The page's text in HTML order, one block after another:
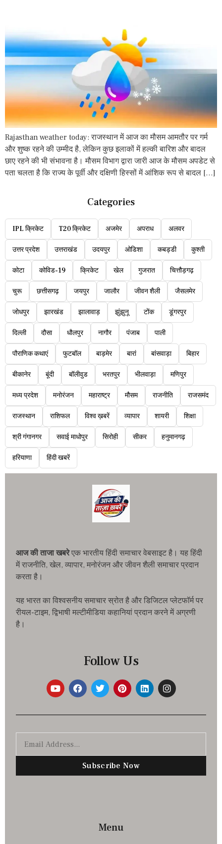
Rajasthan weather today: राजस्थान में आज का मौसम आमतौर पर गर्म
और शुष्क रहने की उम्मीद है, लेकिन कुछ इलाकों में हल्की बारिश और बादल
छाए रहने की भी संभावना है। मौसम विभाग द्वारा जारी आज के मौसम अपडेट से
पता चलता है कि राज्य के पूर्वी और दक्षिणी हिस्सों में आंशिक रूप से बादल […]
Categories
IPL क्रिकेट T20 क्रिकेट अजमेर अपराध अलवर
उत्तर प्रदेश उत्तराखंड उदयपुर ओडिशा कबड्डी कुश्ती
कोटा कोविड-19 क्रिकेट खेल गुजरात चित्तौड़गढ़
चुरू छत्तीसगढ़ जयपुर जालौर जीवन शैली जैसलमेर
जोधपुर झारखंड झालावाड़ झुंझुनू टोंक डूंगरपुर
दिल्ली दौसा धौलपुर नागौर पंजाब पाली
पौराणिक कथाएं फुटबॉल बाड़मेर बारां बांसवाड़ा बिहार
बीकानेर बूंदी बॉलीवुड भरतपुर भीलवाड़ा मणिपुर
मध्य प्रदेश मनोरंजन महाराष्ट्र मौसम राजनीति राजसमंद
राजस्थान राशिफल विश्व ख़बरें व्यापार शायरी शिक्षा
श्री गंगानगर सवाई माधोपुर सिरोही सीकर हनुमानगढ़
हरियाणा हिंदी खबरें
आज की ताजा खबरेएक भारतीय हिंदी समाचार वेबसाइट है। यह हिंदी
में राजनीति, खेल, व्यापार, मनोरंजन और जीवन शैली समाचार प्रदान
करता है।
यह भारत का विश्वसनीय समाचार स्रोत है और डिजिटल प्लेटफॉर्म पर
रीयल-टाइम, द्विभाषी मल्टीमीडिया कहानियां प्रदान करने में अग्रणी
है।
Follow Us
Subscribe Now
Menu